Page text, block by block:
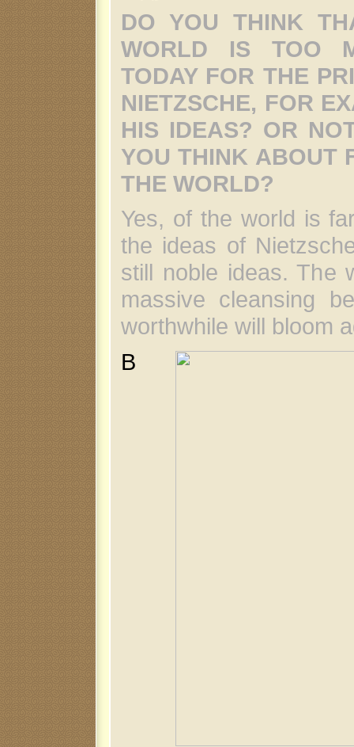
DO YOU THINK
WORLD IS TOO
TODAY FOR THE
NIETZSCHE, FOR
HIS IDEAS? OR
YOU THINK ABOUT
THE WORLD?
Yes, of the world is
the ideas of
still noble ideas. The
massive cleansing
worthwhile will bloom
В